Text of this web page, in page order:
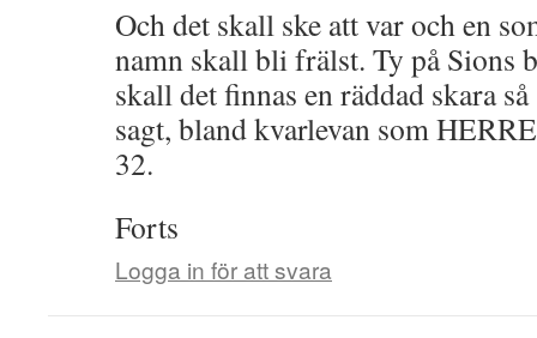
Och det skall ske att var och en
namn skall bli frälst. Ty på Sions
skall det finnas en räddad skara
sagt, bland kvarlevan som
32.
Forts
Logga in för att svara